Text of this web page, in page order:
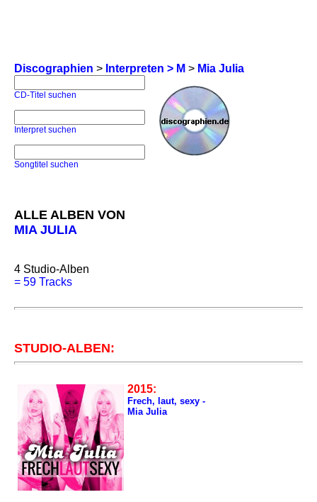
Discographien > Interpreten > M > Mia Julia
CD-Titel suchen
Interpret suchen
Songtitel suchen
ALLE ALBEN VON
MIA JULIA
4 Studio-Alben
= 59 Tracks
STUDIO-ALBEN:
2015:
Frech, laut, sexy -
Mia Julia